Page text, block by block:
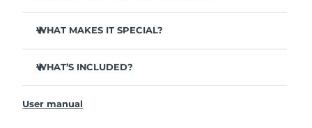
WHAT MAKES IT SPECIAL?
cleanse.
Clinically proven to remove 99% of dirt, oil & makeup
WHAT’S INCLUDED?
Quick start guide
User manual